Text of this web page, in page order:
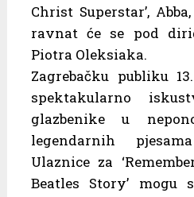
Christ Superstar’,
ravnat će se pod
Piotra Oleksiaka.
Zagrebačku publiku
spektakularno
glazbenike u
legendarnih
Ulaznice za
Beatles Story’